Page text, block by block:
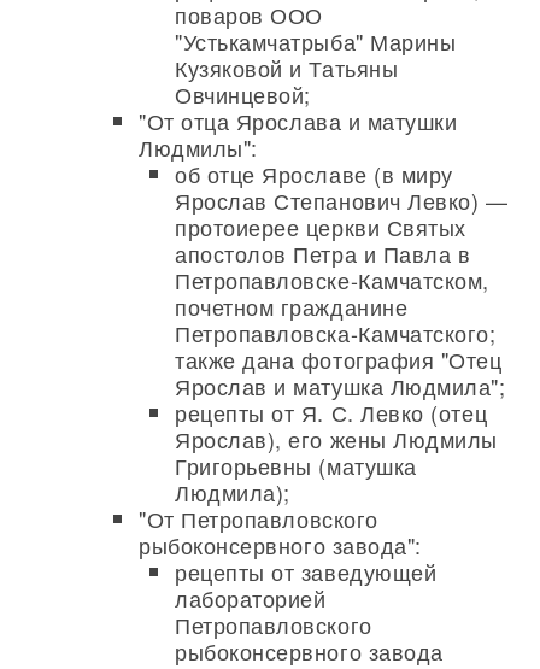
поваров ООО
"Устькамчатрыба" Марины
Кузяковой и Татьяны
Овчинцевой;
"От отца Ярослава и матушки
Людмилы":
об отце Ярославе (в миру
Ярослав Степанович Левко) —
протоиерее церкви Святых
апостолов Петра и Павла в
Петропавловске-Камчатском,
почетном гражданине
Петропавловска-Камчатского;
также дана фотография "Отец
Ярослав и матушка Людмила";
рецепты от Я. С. Левко (отец
Ярослав), его жены Людмилы
Григорьевны (матушка
Людмила);
"От Петропавловского
рыбоконсервного завода":
рецепты от заведующей
лабораторией
Петропавловского
рыбоконсервного завода